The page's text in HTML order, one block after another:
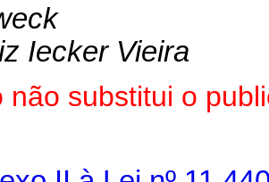
Iecker Vieira
não substitui o